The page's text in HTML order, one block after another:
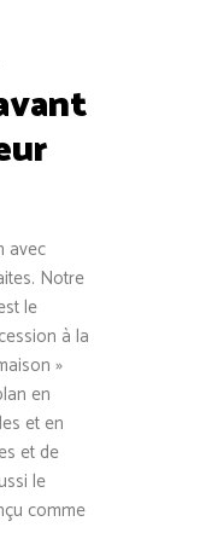
avec
Notre
le
à la
»
en
et en
et de
le
comme